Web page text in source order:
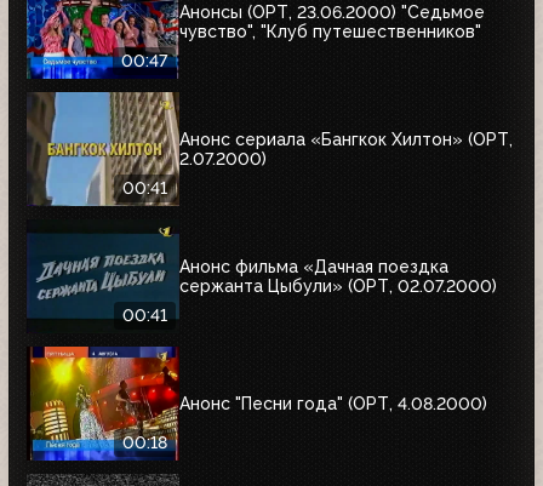
00:47
Анонсы (ОРТ, 23.06.2000) "Седьмое
чувство", "Клуб путешественников"
00:41
Анонс сериала «Бангкок Хилтон» (ОРТ,
2.07.2000)
00:41
Анонс фильма «Дачная поездка
сержанта Цыбули» (ОРТ, 02.07.2000)
00:18
Анонс "Песни года" (ОРТ, 4.08.2000)